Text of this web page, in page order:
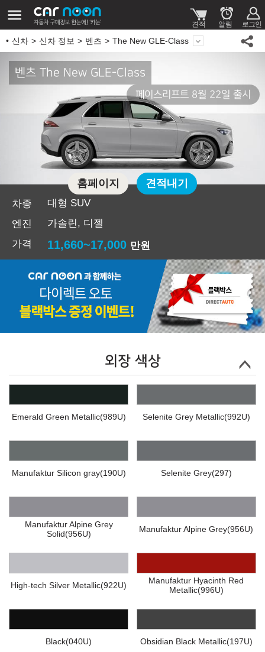
신차 신차 정보 벤츠 The New GLE-Class
벤츠 The New GLE-Class
페이스리프트 8월 22일 출시
차종
대형 SUV
엔진
가솔린, 디젤
가격
11,660~17,000 만원
홈페이지 견적내기
외장 색상
Emerald Green Metallic(989U) Selenite Grey Metallic(992U)
Manufaktur Silicon gray(190U) Selenite Grey(297)
Manufaktur Alpine Grey
Solid(956U)
Manufaktur Alpine Grey(956U)
High-tech Silver Metallic(922U)
Manufaktur Hyacinth Red
Metallic(996U)
Black(040U) Obsidian Black Metallic(197U)